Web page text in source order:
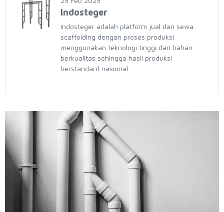
Indosteger
Indosteger adalah platform jual dan sewa
scaffolding dengan proses produksi
menggunakan teknologi tinggi dan bahan
berkualitas sehingga hasil produksi
berstandard nasional.